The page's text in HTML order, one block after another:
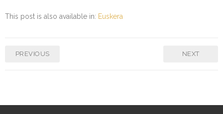
This post is also available in: Euskera
PREVIOUS NEXT